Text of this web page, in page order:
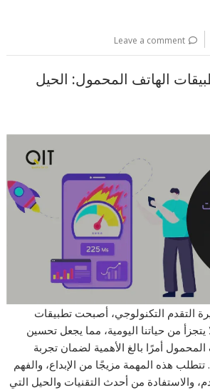
Leave a comment
الهاتف المحمول: الحيل
التقدم التكنولوجي، أصبحت تطبيقات
من حياتنا اليومية، مما يجعل تحسين
أمرًا بالغ الأهمية لضمان تجربة
هذه المهمة مزيجًا من الإبداع، والفهم
والاستفادة من أحدث التقنيات والحيل التي